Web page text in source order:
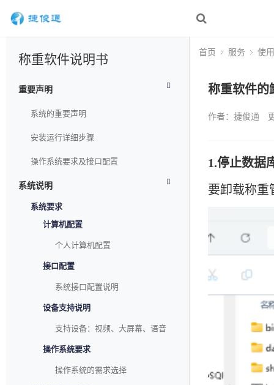
称重软件说明书
重要声明
系统的重要声明
安装运行详细步骤
操作系统要求及接口配置
系统说明
系统要求
计算机配置
个人计算机配置
接口配置
系统接口配置说明
设备支持说明
支持设备：视频、大屏幕、语音
操作系统要求
操作系统的需求选择
首页 服务 使
称重软件的
作者：捷俊通
1.停止数据
要卸载称重